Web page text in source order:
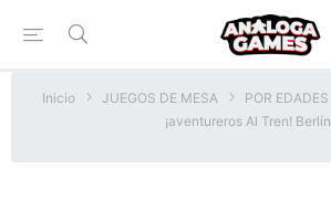
Inicio JUEGOS DE MESA POR EDADES
¡aventureros Al Tren! Berlín